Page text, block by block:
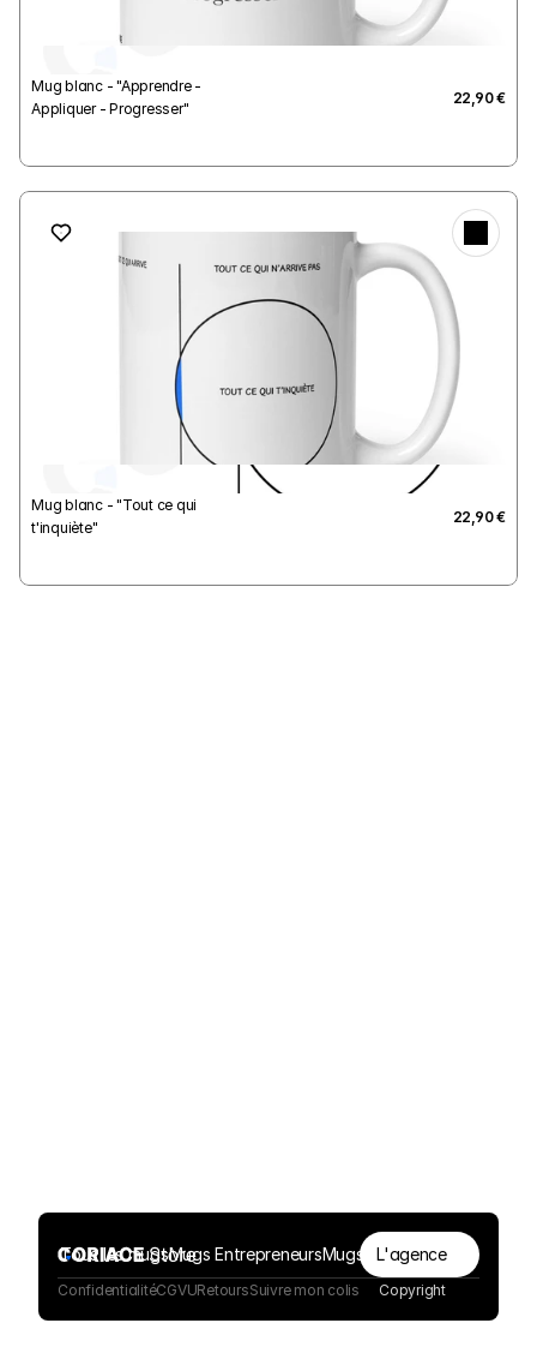
Mug blanc - "Apprendre -
Appliquer - Progresser"
22,90 €
Mug blanc - "Tout ce qui
t'inquiète"
22,90 €
Tous les mugsMugs EntrepreneursMugs Webdesigners
L'agence
ConfidentialitéCGVURetoursSuivre mon colis Copyright